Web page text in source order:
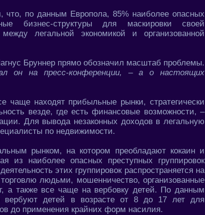
по данным Европола, 85% наиболее опасных
бизнес-структуры для маскировки своей
легальной экономикой и организованной
Бруннер прямо обозначил масштаб проблемы.
он на пресс-конференции, – а о настоящих
чаще находят прибыльные рынки, стратегически
везде, где есть финансовые возможности, –
Для вывода незаконных доходов в легальную
по недвижимости.
рынком, на котором преобладают кокаин и
из наиболее опасных преступных группировок
этих группировок распространяется на
людьми, мошенничество, организованные
а также все чаще на вербовку детей. По данным
вербуют детей в возрасте от 8 до 17 лет для
до применения крайних форм насилия.